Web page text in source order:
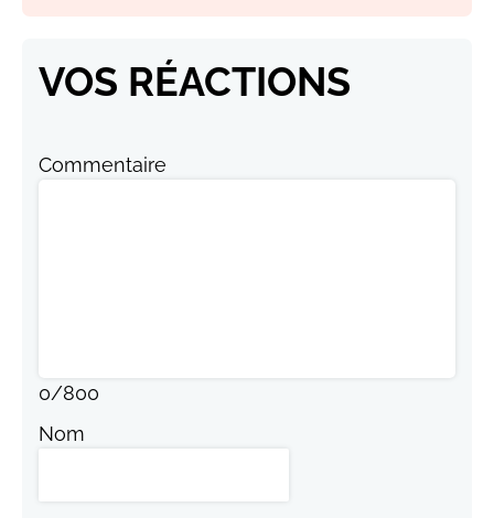
VOS RÉACTIONS
Commentaire
0/800
Nom